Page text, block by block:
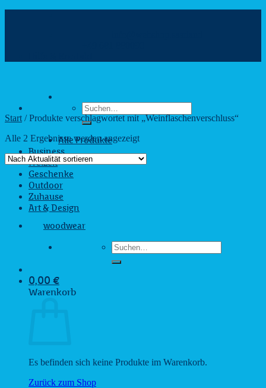
Suchen
nach:
Alle Produkte
Business
Freizeit
Geschenke
Outdoor
Zuhause
Art & Design
woodwear
Suchen
nach:
0,00 €
Warenkorb
Es befinden sich keine Produkte im Warenkorb.
Zurück zum Shop
Start /Produkte verschlagwortet mit „Weinflaschenverschluss“
Alle 2 Ergebnisse werden angezeigtNach
sortiert